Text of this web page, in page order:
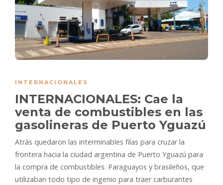
INTERNACIONALES
INTERNACIONALES: Cae la
venta de combustibles en las
gasolineras de Puerto Yguazú
Atrás quedaron las interminables filas para cruzar la
frontera hacia la ciudad argentina de Puerto Yguazú para
la compra de combustibles. Paraguayos y brasileños, que
utilizaban todo tipo de ingenio para traer carburantes